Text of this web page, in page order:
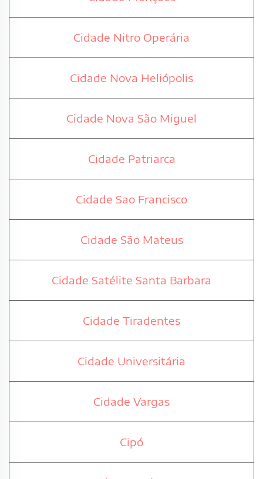
Cidade Nitro Operária
Cidade Nova Heliópolis
Cidade Nova São Miguel
Cidade Patriarca
Cidade Sao Francisco
Cidade São Mateus
Cidade Satélite Santa Barbara
Cidade Tiradentes
Cidade Universitária
Cidade Vargas
Cipó